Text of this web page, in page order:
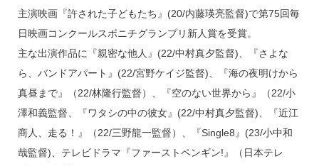
主演映画『許された子どもたち』(20/内藤瑛亮監督)で第75回毎
日映画コンクールスポニチグランプリ新人賞を受賞。
主な出演作品に『親密な他人』(22/中村真夕監督)、『さよな
ら、バンドアパート』(22/宮野ケイジ監督)、『海の夜明けから
真昼まで』（22/林隆行監督）、『空のない世界から』（22/小
澤和義監督、『ワタシの中の彼女』(22/中村真夕監督)、『近江
商人、走る！』（22/三野龍一監督）、『Single8』(23/小中和
哉監督)、テレビドラマ『ファーストペンギン!』（日本テレ